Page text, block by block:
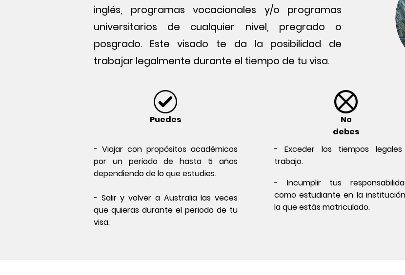
inglés, programas vocacionales y/o programas
universitarios de cualquier nivel, pregrado o
posgrado. Este visado te da la posibilidad de
trabajar legalmente durante el tiempo de tu visa.
Puedes
- Viajar con propósitos académicos
por un periodo de hasta 5 años
dependiendo de lo que estudies.
- Salir y volver a Australia las veces
que quieras durante el periodo de tu
visa.
No
debes
- Exceder los tiempos
trabajo.
- Incumplir tus
como estudiante en la
la que estás matriculado.